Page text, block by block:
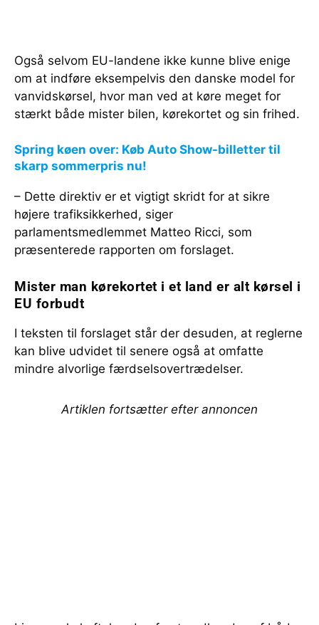
Også selvom EU-landene ikke kunne blive enige
om at indføre eksempelvis den danske model for
vanvidskørsel, hvor man ved at køre meget for
stærkt både mister bilen, kørekortet og sin frihed.
Spring køen over: Køb Auto Show-billetter til
skarp sommerpris nu!
– Dette direktiv er et vigtigt skridt for at sikre
højere trafiksikkerhed, siger
parlamentsmedlemmet Matteo Ricci, som
præsenterede rapporten om forslaget.
Mister man kørekortet i et land er alt kørsel i
EU forbudt
I teksten til forslaget står der desuden, at reglerne
kan blive udvidet til senere også at omfatte
mindre alvorlige færdselsovertrædelser.
Artiklen fortsætter efter annoncen